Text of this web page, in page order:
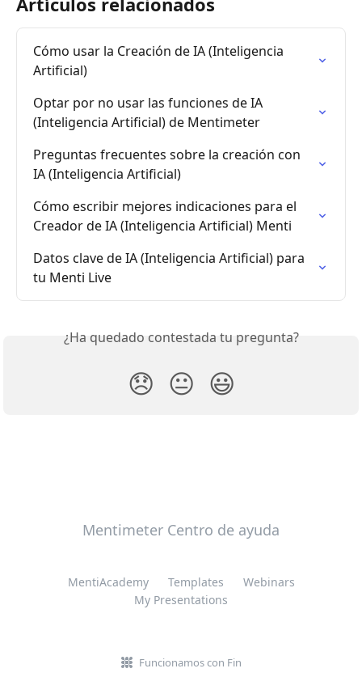
Cómo usar la Creación de IA (Inteligencia
Artificial)
Optar por no usar las funciones de IA
(Inteligencia Artificial) de Mentimeter
Preguntas frecuentes sobre la creación con
IA (Inteligencia Artificial)
Cómo escribir mejores indicaciones para el
Creador de IA (Inteligencia Artificial) Menti
Datos clave de IA (Inteligencia Artificial) para
tu Menti Live
¿Ha quedado contestada tu pregunta?
😞 😐 😃
Mentimeter Centro de ayuda
MentiAcademy Templates
Webinars
My Presentations
Funcionamos con Fin